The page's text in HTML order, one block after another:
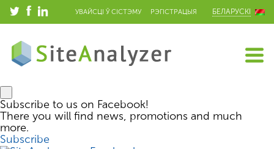
УВАЙСЦІ Ў СІСТЭМУ РЭГІСТРАЦЫЯ БЕЛАРУСКІ
Subscribe to us on Facebook!
There you will find news, promotions and much
more.
Subscribe